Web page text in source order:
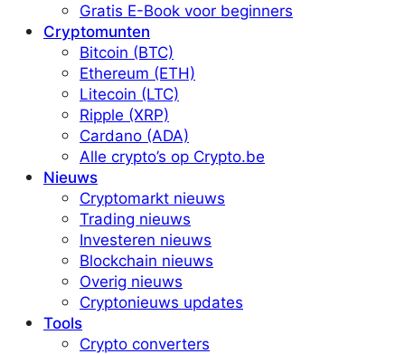
Gratis E-Book voor beginners
Cryptomunten
Bitcoin (BTC)
Ethereum (ETH)
Litecoin (LTC)
Ripple (XRP)
Cardano (ADA)
Alle crypto’s op Crypto.be
Nieuws
Cryptomarkt nieuws
Trading nieuws
Investeren nieuws
Blockchain nieuws
Overig nieuws
Cryptonieuws updates
Tools
Crypto converters